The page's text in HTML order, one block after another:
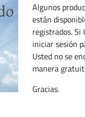
Algunos
están
registrados. Si
iniciar sesión
Usted no se
manera
Gracias.